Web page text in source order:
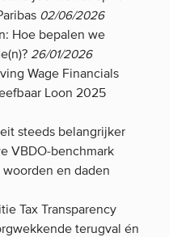
02/06/2026
Hoe bepalen we
26/01/2026
Wage Financials
Loon 2025
steeds belangrijker
VBDO-benchmark
en daden
Tax Transparency
terugval én